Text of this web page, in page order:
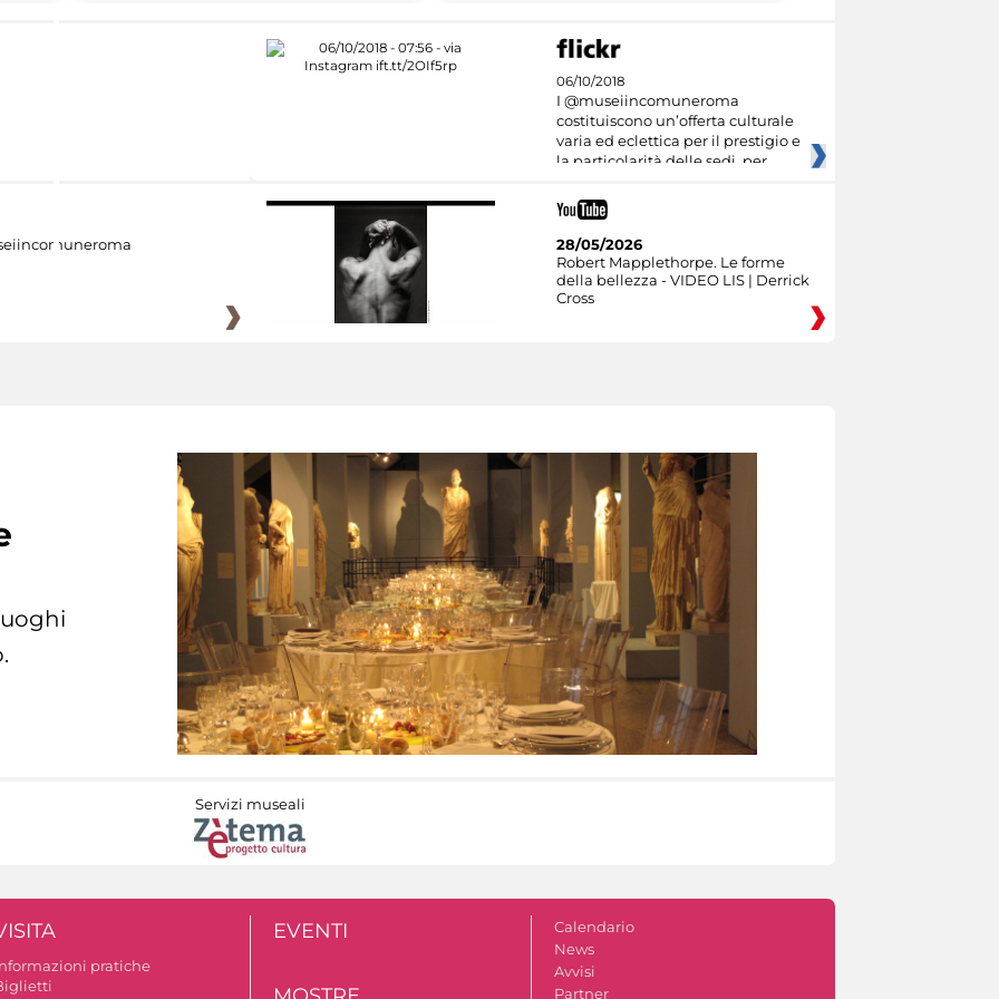
06/10/2018
I @museiincomuneroma
costituiscono un’offerta culturale
varia ed eclettica per il prestigio e
la particolarità delle sedi, per
28/05/2026
Robert Mapplethorpe. Le forme
della bellezza - VIDEO LIS | Derrick
Cross
Servizi museali
pratiche
EVENTI
Calendario
News
Avvisi
Partner